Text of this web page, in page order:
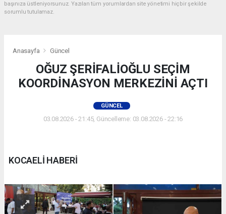
başınıza üstleniyorsunuz. Yazılan tüm yorumlardan site yönetimi hiçbir şekilde
sorumlu tutulamaz.
Anasayfa Güncel
OĞUZ ŞERİFALİOĞLU SEÇİM
KOORDİNASYON MERKEZİNİ AÇTI
GÜNCEL
03.08.2026 - 21:45, Güncelleme: 03.08.2026 - 22:16
KOCAELİ HABERİ